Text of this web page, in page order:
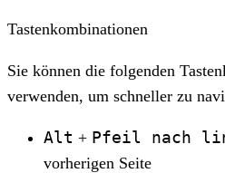
Tastenkombinationen
Sie können die folgenden
verwenden, um schneller zu
Alt + Pfeil nach
vorherigen Seite